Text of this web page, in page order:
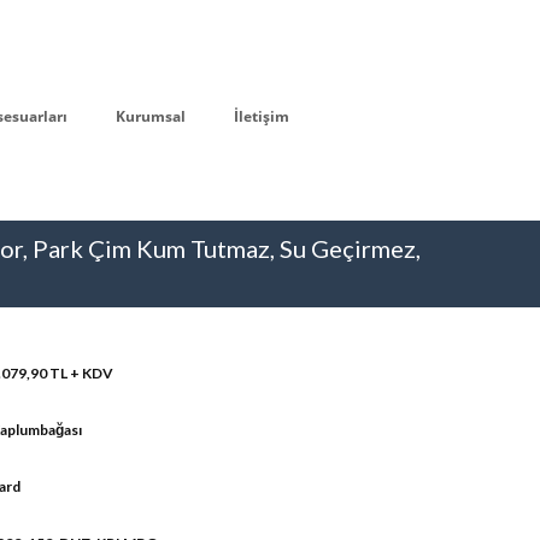
Kurumsal İletişim
Park Çim Kum Tutmaz, Su Geçirmez,
TL + KDV